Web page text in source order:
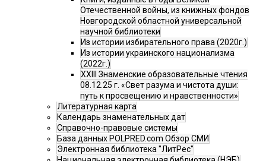
Отечественной войны, из книжных фондов
Новгородской областной универсальной
научной библиотеки
Из истории избирательного права (2020г.)
Из истории украинского национализма
(2022г.)
XXIII Знаменские образовательные чтения
08.12.25 г. «Свет разума и чистота души:
путь к просвещению и нравственности»
Литературная карта
Календарь знаменательных дат
Справочно-правовые системы
База данных POLPRED.com Обзор СМИ
Электронная библиотека "ЛитРес"